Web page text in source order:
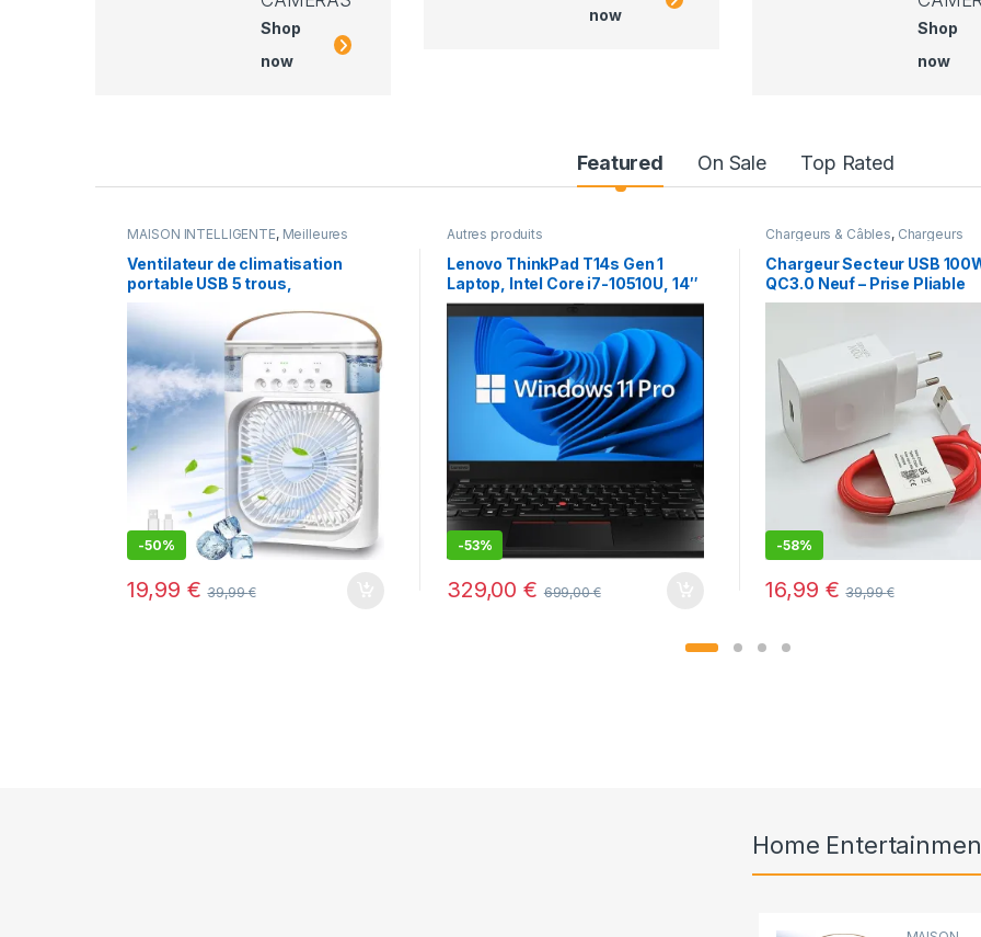
Shop
now
now
Shop
now
Featured On Sale Top Rated
MAISON INTELLIGENTE, Meilleures
Ventilateur de climatisation
portable USB 5 trous,
humidificateur à brume d’eau,
lumière LED nocturne,
ventilateur de bureau 2026
-50%
19,99 € 39,99€
Autres produits
Lenovo ThinkPad T14s Gen 1
Laptop, Intel Core i7-10510U, 14″
FHD (1920 x 1080), 16GB RAM,
512GB SSD
-53%
329,00€ 699,00€
Chargeurs & Câbles, Chargeurs
téléphone
Chargeur Secteur USB
QC3.0 Neuf – Prise Pliable
-58%
16,99 € 39,99€
Home